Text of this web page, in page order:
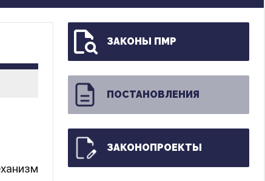
ЗАКОНЫ ПМР
ПОСТАНОВЛЕНИЯ
ЗАКОНОПРОЕКТЫ